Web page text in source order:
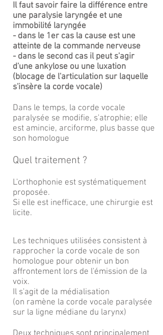
Il faut savoir faire la différence entre
une paralysie laryngée et une
immobilité laryngée
- dans le 1er cas la cause est une
atteinte de la commande nerveuse
- dans le second cas il peut s'agir
d'une ankylose ou une luxation
(blocage de l'articulation sur laquelle
s'insère la corde vocale)
Dans le temps, la corde vocale
paralysée se modifie, s'atrophie; elle
est amincie, arciforme, plus basse que
son homologue
Quel traitement ?
L'orthophonie est systématiquement
proposée.
Si elle est inefficace, une chirurgie est
licite.
Les techniques utilisées consistent à
rapprocher la corde vocale de son
homologue pour obtenir un bon
affrontement lors de l'émission de la
voix.
Il s'agit de la médialisation
(on ramène la corde vocale paralysée
sur la ligne médiane du larynx)